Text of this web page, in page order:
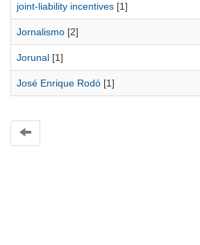
joint-liability incentives [1]
Jornalismo [2]
Jorunal [1]
José Enrique Rodó [1]